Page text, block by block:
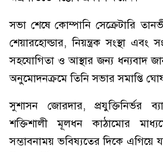
সভা শেষে কোম্পানি সেক্রেটারি
শেয়ারহোল্ডার, নিয়ন্ত্রক সংস্থা এবং
সহযোগিতা ও আস্থার জন্য ধন্যবাদ
অনুমোদনক্রমে তিনি সভার সমাপ্তি
সুশাসন জোরদার, প্রযুক্তিনির্ভর
শক্তিশালী মূলধন কাঠামোর
সম্ভাবনাময় ভবিষ্যতের দিকে এগিয়ে